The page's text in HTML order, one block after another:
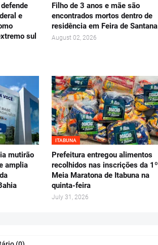
e
sul
Filho de 3 anos e mãe são
encontrados mortos dentro de
residência em Feira de Santana
August 02, 2026
mutirão
amplia
ITABUNA
Prefeitura entregou alimentos
recolhidos nas inscrições da 1º
Meia Maratona de Itabuna na
quinta-feira
July 31, 2026